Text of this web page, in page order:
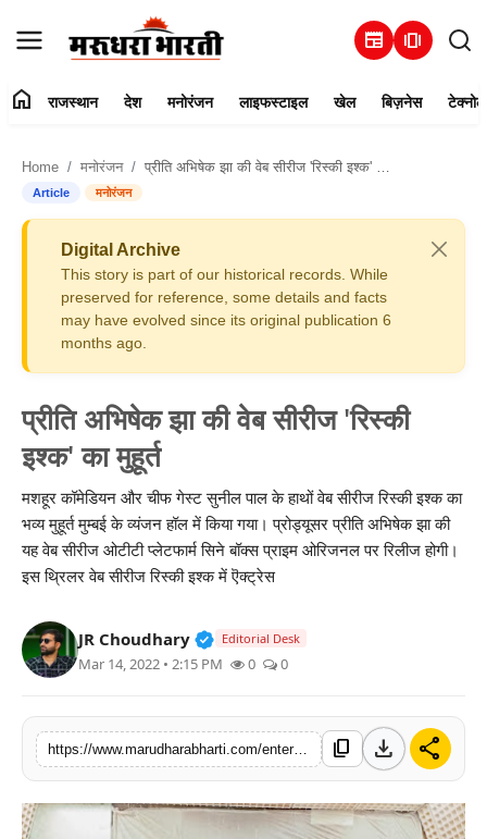
newspaper amp_stories
संपर्क करें
राजस्थान
मनोरंजन
लाइफस्टाइल
खेल
बिज़नेस
टेक्नोलॉजी
शिक्षा
वीडियो
home राजस्थान देश मनोरंजन लाइफस्टाइल खेल बिज़नेस
Home मनोरंजन प्रीति अभिषेक झा की वेब सीरीज 'रिस्की इश्क' का मुहूर्त
Article मनोरंजन
Digital Archive
This story is part of our historical records. While
preserved for reference, some details and facts
may have evolved since its original publication 6
months ago.
प्रीति अभिषेक झा की वेब सीरीज 'रिस्की
इश्क' का मुहूर्त
मशहूर कॉमेडियन और चीफ गेस्ट सुनील पाल के हाथों वेब सीरीज रिस्की इश्क का
भव्य मुहूर्त मुम्बई के व्यंजन हॉल में किया गया। प्रोड्यूसर प्रीति अभिषेक झा की
यह वेब सीरीज ओटीटी प्लेटफार्म सिने बॉक्स प्राइम ओरिजनल पर रिलीज होगी।
इस थ्रिलर वेब सीरीज रिस्की इश्क में ऎक्ट्रेस
JR Choudhary Verified Public Figure • 30 Mar,
Editorial Desk
Mar 14, 2022 • 2:15 PM 0 0
https://www.marudharabharti.com/entertainment/sunil-pal-attended-muhurat-of-web content_copy download share